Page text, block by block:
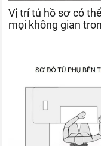
Vị trí tủ hồ sơ có
mọi không gian